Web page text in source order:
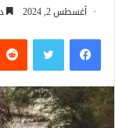
أغسطس 2, 2024
فيسبوكتويتر